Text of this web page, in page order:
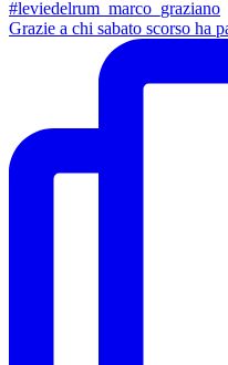
Grazie a chi sabato scorso ha